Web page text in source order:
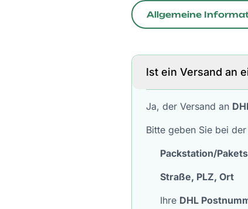
Allgemeine
Ist ein Versand an
Ja, der Versand an
Bitte geben Sie bei
Packstation/
Straße, PLZ, Ort
Ihre DHL